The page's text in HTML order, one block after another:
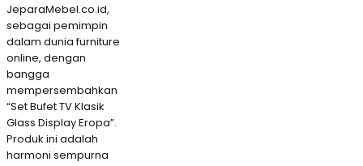
JeparaMebel.co.id,
sebagai pemimpin
dalam dunia furniture
online, dengan
bangga
mempersembahkan
“Set Bufet TV Klasik
Glass Display Eropa”.
Produk ini adalah
harmoni sempurna